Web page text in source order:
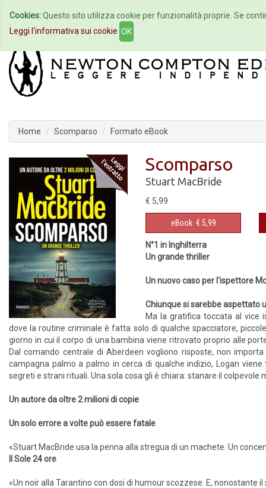
Home Autori Eventi
Home Scomparso Formato eBook
Scomparso
Stuart MacBride
€ 5,99
eBook € 5,99
N°1 in Inghilterra
Un grande thriller
Un nuovo caso per l'ispettore
Chiunque si sarebbe aspettato
Ma la gratifica toccata al vice
dove la routine criminale è fatta solo di qualche spacciatore,
giorno in cui il corpo di una bambina viene ritrovato proprio alle
Dal comando centrale di Aberdeen vogliono risposte, non
campagna palmo a palmo in cerca di qualche indizio, Logan
segreti e strani rituali. Una sola cosa gli è chiara: stanare il colpevole
Un autore da oltre 2 milioni di copie
Un solo errore a volte può essere fatale
«Stuart MacBride usa la penna alla stregua di un machete. Un
Il Sole 24 ore
«Un noir alla Tarantino con dosi di humour scozzese. E, nonostante
Cookies:Questo sito utilizza cookie per funzionalità proprie. Se
Leggi l'informativa sui cookie OK